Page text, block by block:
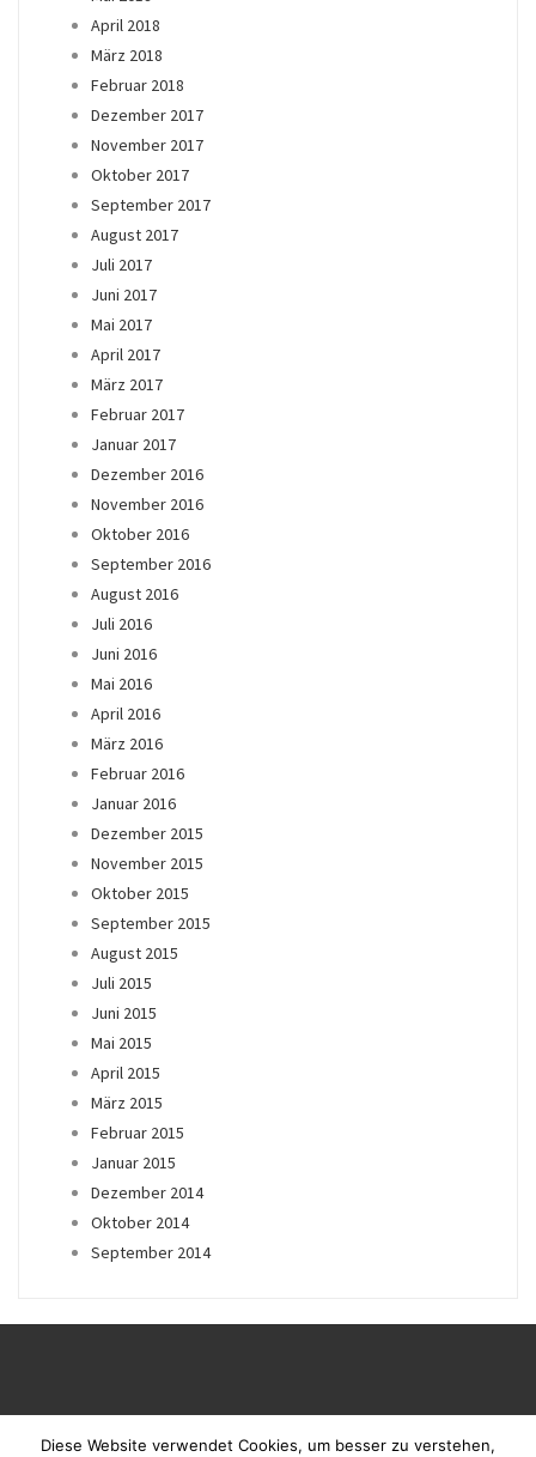
April 2018
März 2018
Februar 2018
Dezember 2017
November 2017
Oktober 2017
September 2017
August 2017
Juli 2017
Juni 2017
Mai 2017
April 2017
März 2017
Februar 2017
Januar 2017
Dezember 2016
November 2016
Oktober 2016
September 2016
August 2016
Juli 2016
Juni 2016
Mai 2016
April 2016
März 2016
Februar 2016
Januar 2016
Dezember 2015
November 2015
Oktober 2015
September 2015
August 2015
Juli 2015
Juni 2015
Mai 2015
April 2015
März 2015
Februar 2015
Januar 2015
Dezember 2014
Oktober 2014
September 2014
Diese Website verwendet Cookies, um besser zu verstehen,